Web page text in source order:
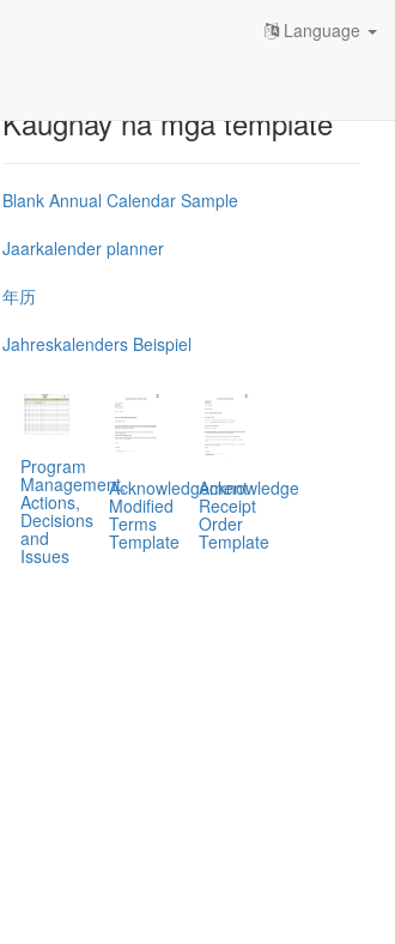
Language
Kaugnay na mga template
Blank Annual Calendar Sample
Jaarkalender planner
年历
Jahreskalenders Beispiel
Program
Management,
Actions,
Decisions
and
Issues
Acknowledgement
Modified
Terms
Template
Acknowledge
Receipt
Order
Template